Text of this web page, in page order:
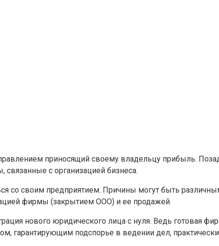
приносящий своему владельцу прибыль.
с организацией бизнеса.
со своим предприятием. Причины могут быть
фирмы (закрытием ООО) и ее продажей.
нового юридического лица с нуля. Ведь готовая
подспорье в ведении дел,